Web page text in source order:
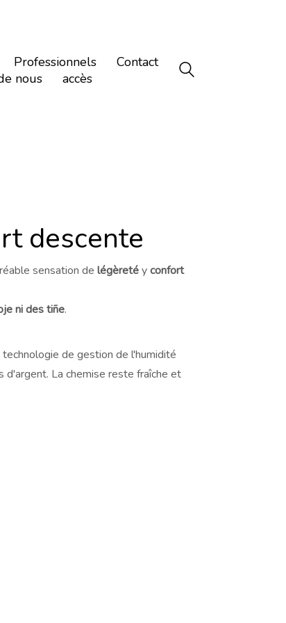
Professionnels
Contact
nous
accès
descente
sensation de légèretéyconfort
ni des tiñe.
technologie de gestion de l'humidité
d'argent. La chemise reste fraîche et